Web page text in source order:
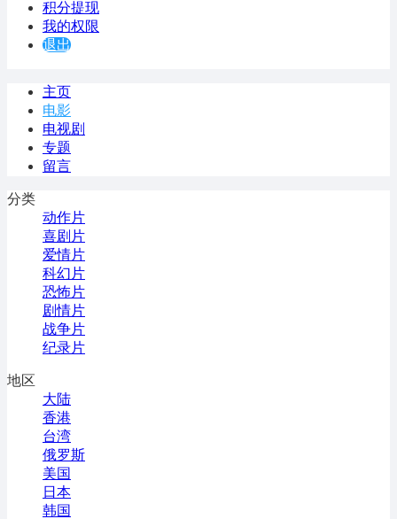
积分提现
我的权限
退出
主页
电影
电视剧
专题
留言
分类
动作片
喜剧片
爱情片
科幻片
恐怖片
剧情片
战争片
纪录片
地区
大陆
香港
台湾
俄罗斯
美国
日本
韩国